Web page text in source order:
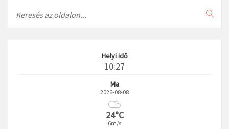
Helyi idő
10:27
Ma
2026-08-08
24°C
6m/s